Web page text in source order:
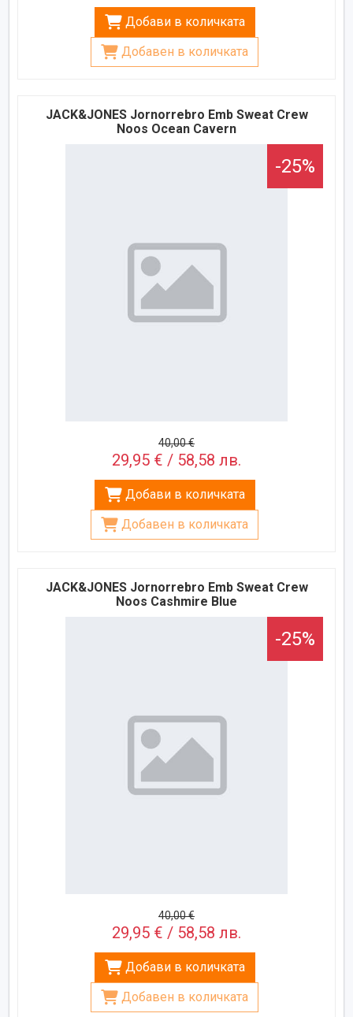
Добави в количката
Добавен в количката
JACK&JONES Jornorrebro Emb Sweat Crew
Noos Ocean Cavern
-25%
40,00 €
29,95 € / 58,58 лв.
Добави в количката
Добавен в количката
JACK&JONES Jornorrebro Emb Sweat Crew
Noos Cashmire Blue
-25%
40,00 €
29,95 € / 58,58 лв.
Добави в количката
Добавен в количката